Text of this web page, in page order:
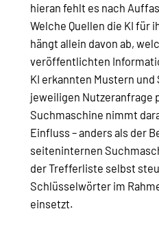
hieran fehlt es nach
Welche Quellen die KI für
hängt allein davon ab,
veröffentlichten
KI erkannten Mustern
jeweiligen Nutzeranfrage
Suchmaschine nimmt
Einfluss – anders als der
seiteninternen
der Trefferliste selbst
Schlüsselwörter im
einsetzt.